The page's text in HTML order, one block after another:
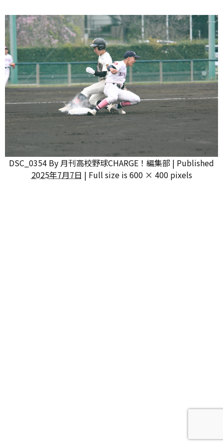
DSC_0354 By 月刊高校野球CHARGE！編集部 | Published
2025年7月7日 | Full size is 600 × 400pixels